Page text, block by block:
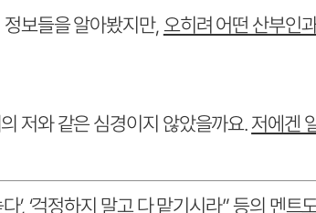
보들을 알아봤지만,오히려 어떤 산부인
저와 같은 심경이지 않았을까요.저에겐
’, ‘걱정하지 말고 다 맡기시라” 등의 멘